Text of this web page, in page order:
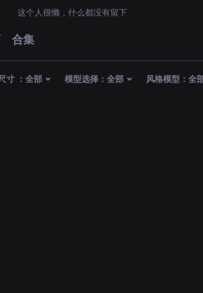
这个人很懒，什么都没有留下
合集
寸 ： 全部 模型选择： 全部 风格模型： 全